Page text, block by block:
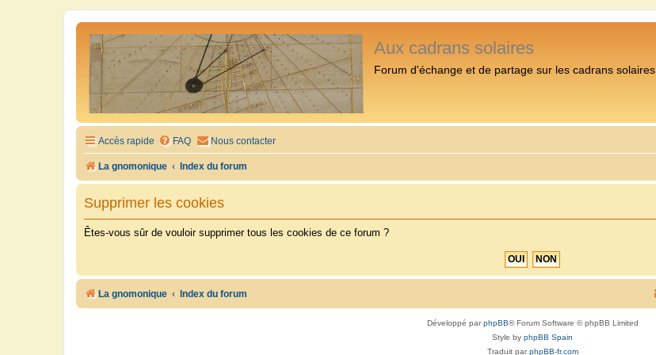
Aux cadrans solaires
Forum d'échange et de partage sur les cadrans solaires
Accès rapide FAQ Nous contacter
La gnomonique Index du forum
Supprimer les cookies
Êtes-vous sûr de vouloir supprimer tous les cookies de ce forum ?
La gnomonique Index du forum
Développé parphpBB® Forum Software © phpBB Limited
Style by phpBB Spain
Traduit parphpBB-fr.com